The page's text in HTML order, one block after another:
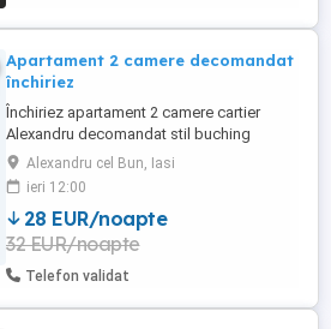
Apartament 2 camere decomandat
închiriez
Închiriez apartament 2 camere cartier
Alexandru decomandat stil buching
Alexandru cel Bun, Iasi
ieri 12:00
28 EUR/noapte
32 EUR/noapte
Telefon validat